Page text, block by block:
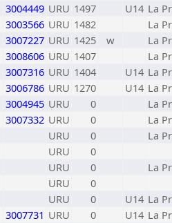
3004449 URU 1497 U14 La
3003566 URU 1482
La
3007227 URU 1425 w
La
3008606 URU 1407
La
3007316 URU 1404 U14 La
3006786 URU 1270 U14 La
3004945 URU 0
La
3007332 URU 0
La
URU 0
La
URU
0
URU 0
La
URU
0
URU 0 U14 La
3007731 URU 0 U14 La